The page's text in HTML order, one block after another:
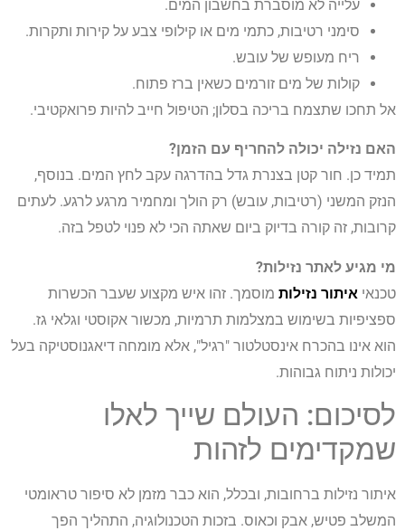
עלייה לא מוסברת בחשבון המים.
סימני רטיבות, כתמי מים או קילופי צבע על קירות ותקרות.
ריח מעופש של עובש.
קולות של מים זורמים כשאין ברז פתוח.
אל תחכו שתצמח בריכה בסלון; הטיפול חייב להיות פרואקטיבי.
האם נזילה יכולה להחריף עם הזמן?
תמיד כן. חור קטן בצנרת גדל בהדרגה עקב לחץ המים. בנוסף,
הנזק המשני (רטיבות, עובש) רק הולך ומחמיר מרגע לרגע. לעתים
קרובות, זה קורה בדיוק ביום שאתה הכי לא פנוי לטפל בזה.
מי מגיע לאתר נזילות?
טכנאי איתור נזילות מוסמך. זהו איש מקצוע שעבר הכשרות
ספציפיות בשימוש במצלמות תרמיות, מכשור אקוסטי וגלאי גז.
הוא אינו בהכרח אינסטלטור "רגיל", אלא מומחה דיאגנוסטיקה בעל
יכולות ניתוח גבוהות.
לסיכום: העולם שייך לאלו
שמקדימים לזהות
איתור נזילות ברחובות, ובכלל, הוא כבר מזמן לא סיפור טראומטי
המשלב פטיש, אבק וכאוס. בזכות הטכנולוגיה, התהליך הפך